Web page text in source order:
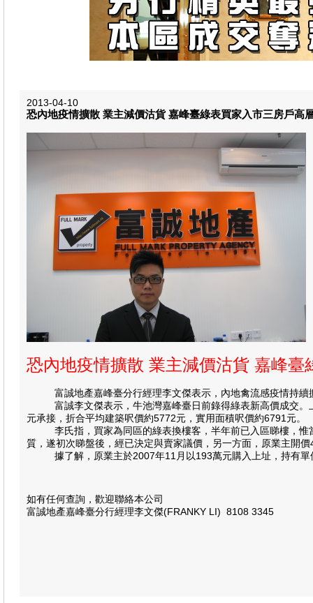
2013-04-10
恐內地疫情擴散 業主減價沽貨 嘉峰臺綠表買家入市三房戶高
恐內地疫情擴散 業主減價沽貨 嘉峰
富誠地產嘉峰臺分行經理李文傑表示，內地禽流感疫情持續
富誠李文傑表示，牛池灣嘉峰臺日前錄得綠表新高價成交。
元承接，折合平均建築呎價約5772元，實用面積呎價約6791元。
李氏指，買家為同區的綠表換樓客，半年前已入區睇樓，惟當
質，遂初次睇盤後，經已決定與賣家議價，另一方面，原業主開
據了解，原業主於2007年11月以193萬元購入上址，持有單
如有任何查詢，歡迎聯絡本公司
富誠地產嘉峰臺分行經理李文傑(FRANKY LI) 8108 3345